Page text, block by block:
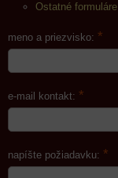
Ostatné formuláre
meno a priezvisko: *
e-mail kontakt: *
napíšte požiadavku: *